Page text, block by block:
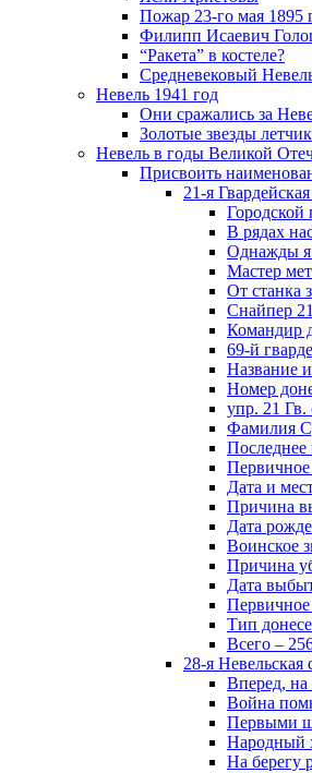
Пожар 23-го мая 1895
Филипп Исаевич
“Ракета” в костеле?
Средневековый
Невель 1941 год
Они сражались за
Золотые звезды
Невель в годы Великой
Присвоить
21-я
Городской
В рядах
Однажды
Мастер
От станка
Снайпер
Командир
69-й
Название
Номер
упр. 21 Гв.
Фамилия
Дата и
Причина
Дата
Воинское
Причина
Дата
Первичное
Тип
Всего –
28-я Невельская
Вперед, на
Война
Первыми
Народный
На берегу